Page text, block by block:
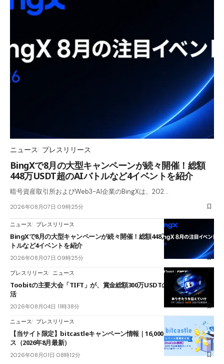
ニュース プレスリリース
BingXで8月の大型キャンペーンが続々開催！総額
448万USDT超のAIバトルなど4イベントを紹介
暗号資産取引所およびWeb3-AI企業のBingXは、202…
2026年08月07日 09時25分
ニュース プレスリリース
BingXで8月の大型キャンペーンが続々開催！総額448万USDT超のAIバ
トルなど4イベントを紹介
2026年08月07日 09時25分
プレスリリース ニュース
Toobitの主要大会「TIFT」が、賞金総額300万USDTのレースとして復
活
2026年08月04日 11時38分
ニュース プレスリリース
【当サイト限定】bitcastleキャンペーン情報｜16,000円口座開設ボーナ
ス（2026年8月最新）
2026年08月01日 08時12分